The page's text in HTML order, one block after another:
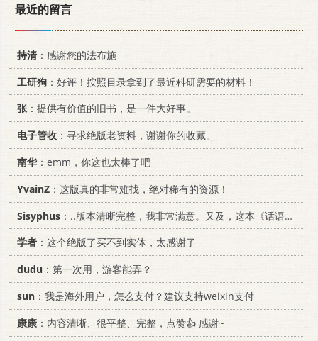
最近的留言
持清：感谢您的法布施
工研狗 ：好评！按照目录拿到了最近科研需要的材料！
张：提供有价值的旧书，是一件大好事。
电子管收 ：寻求绝版老资料，谢谢你的收藏。
南华 ：emm，你这也太棒了吧
YvainZ ：这版真的非常难找，绝对稀有的资源！
Sisyphus ：..版本清晰完整，我非常满意。又及，这本《话语的真相》...
学者 ：这个绝版了买不到实体，太感谢了
dudu ：第一次用，游客能弄？
sun ：我是海外用户，怎么支付？建议支持weixin支付
康康 ：内容清晰、很平整、完整，点赞👍 感谢~